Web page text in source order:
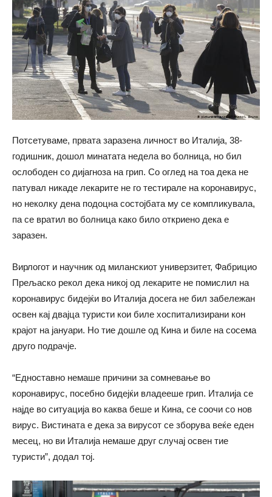
Потсетуваме, првата заразена личност во Италија, 38-
годишник, дошол минатата недела во болница, но бил
ослободен со дијагноза на грип. Со оглед на тоа дека не
патувал никаде лекарите не го тестирале на коронавирус,
но неколку дена подоцна состојбата му се компликувала,
па се вратил во болница како било откриено дека е
заразен.
Вирлогот и научник од миланскиот универзитет, Фабрицио
Прељаско рекол дека никој од лекарите не помислил на
коронавирус бидејќи во Италија досега не бил забележан
освен кај двајца туристи кои биле хоспитализирани кон
крајот на јануари. Но тие дошле од Кина и биле на сосема
друго подрачје.
“Едноставно немаше причини за сомневање во
коронавирус, посебно бидејќи владееше грип. Италија се
најде во ситуација во каква беше и Кина, се соочи со нов
вирус. Вистината е дека за вирусот се зборува веќе еден
месец, но ви Италија немаше друг случај освен тие
туристи”, додал тој.